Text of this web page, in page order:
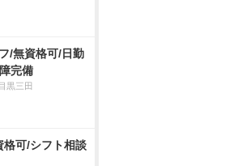
/無資格可/日勤
完備
黒三田
格可/シフト相談